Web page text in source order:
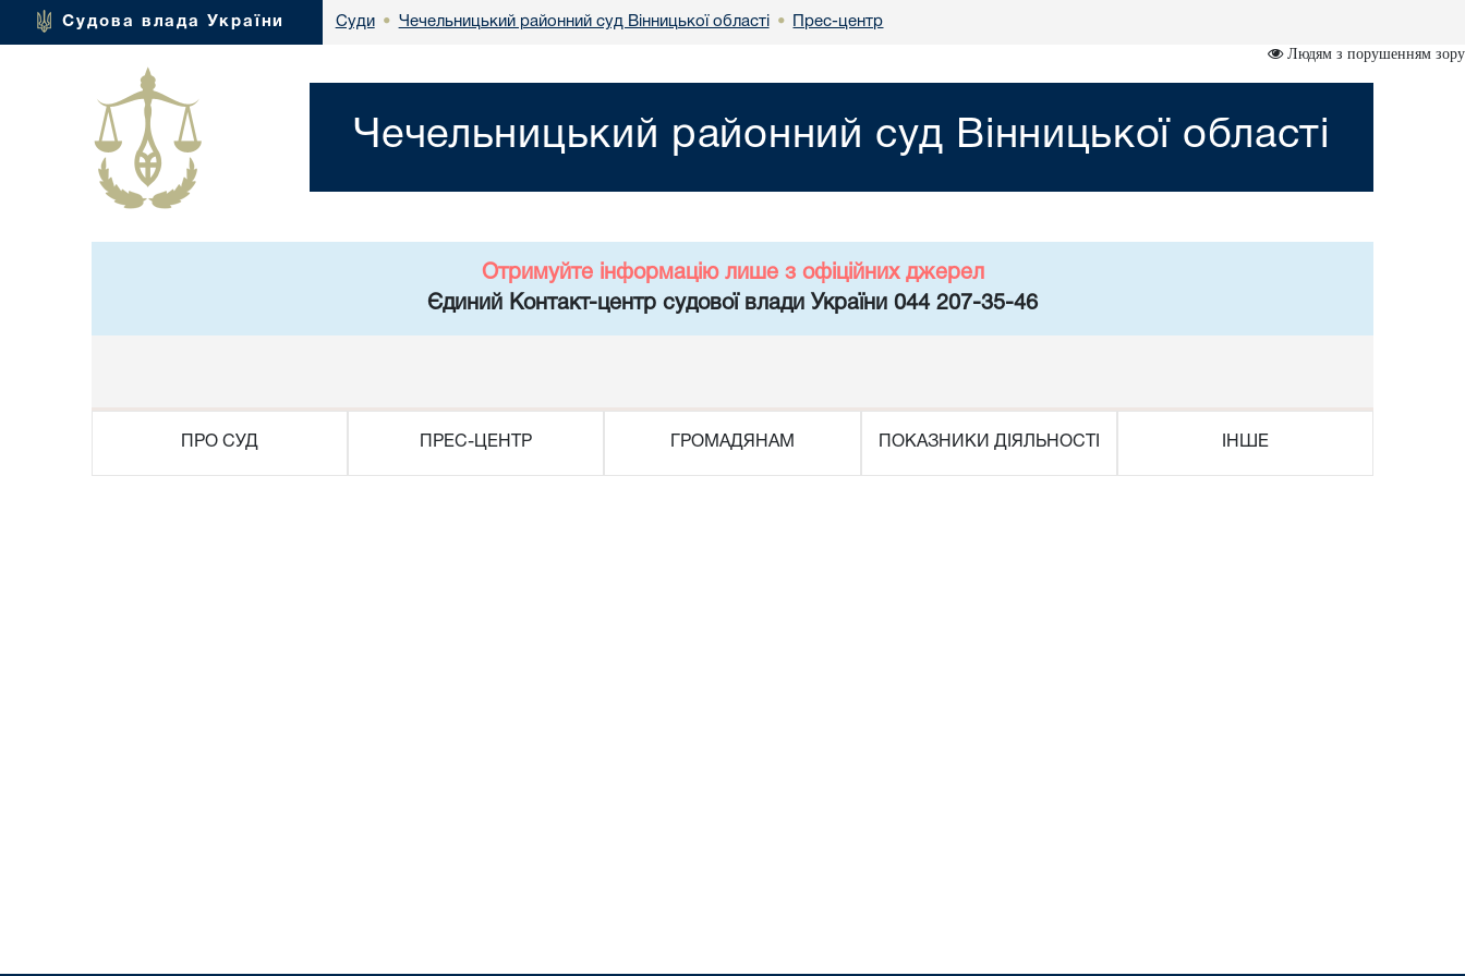
Судова влада України Суди • Чечельницький районний суд Вінницької області • Прес-центр
Людям з порушенням зору
Чечельницький районний суд Вінницької області
Отримуйте інформацію лише з офіційних джерел
Єдиний Контакт-центр судової влади України 044 207-35-46
ПРО СУД ПРЕС-ЦЕНТР ГРОМАДЯНАМ ПОКАЗНИКИ ДІЯЛЬНОСТІ ІНШЕ